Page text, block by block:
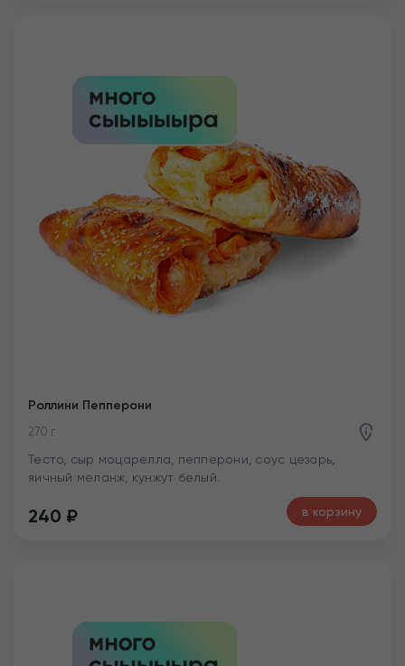
Роллини Пепперони
270 г
Тесто, сыр моцарелла, пепперони, соус цезарь,
яичный меланж, кунжут белый.
240 ₽ в корзину